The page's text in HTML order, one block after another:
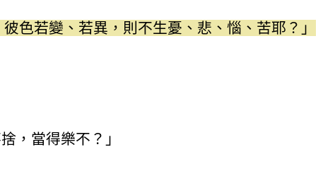
色若變、若異，則不生憂、悲、惱、苦耶？」
，當得樂不？」